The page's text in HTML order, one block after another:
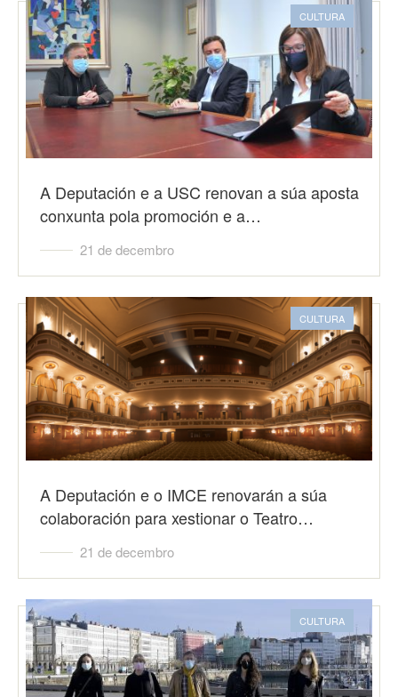
CULTURA
A Deputación e a USC renovan a súa aposta
conxunta pola promoción e a…
21 de decembro
CULTURA
A Deputación e o IMCE renovarán a súa
colaboración para xestionar o Teatro…
21 de decembro
CULTURA